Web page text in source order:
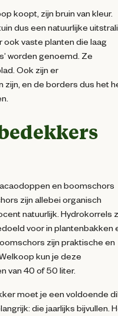
koopt, zijn bruin van kleur.
dus een natuurlijke
vaste planten die laag
worden genoemd. Ze
Ook zijn er
en de borders dus het
en boomschors
zijn allebei organisch
natuurlijk. Hydrokorrels
voor in plantenbakken
zijn praktische en
kun je deze
van 40 of 50 liter.
moet je een voldoende
die jaarlijks bijvullen.